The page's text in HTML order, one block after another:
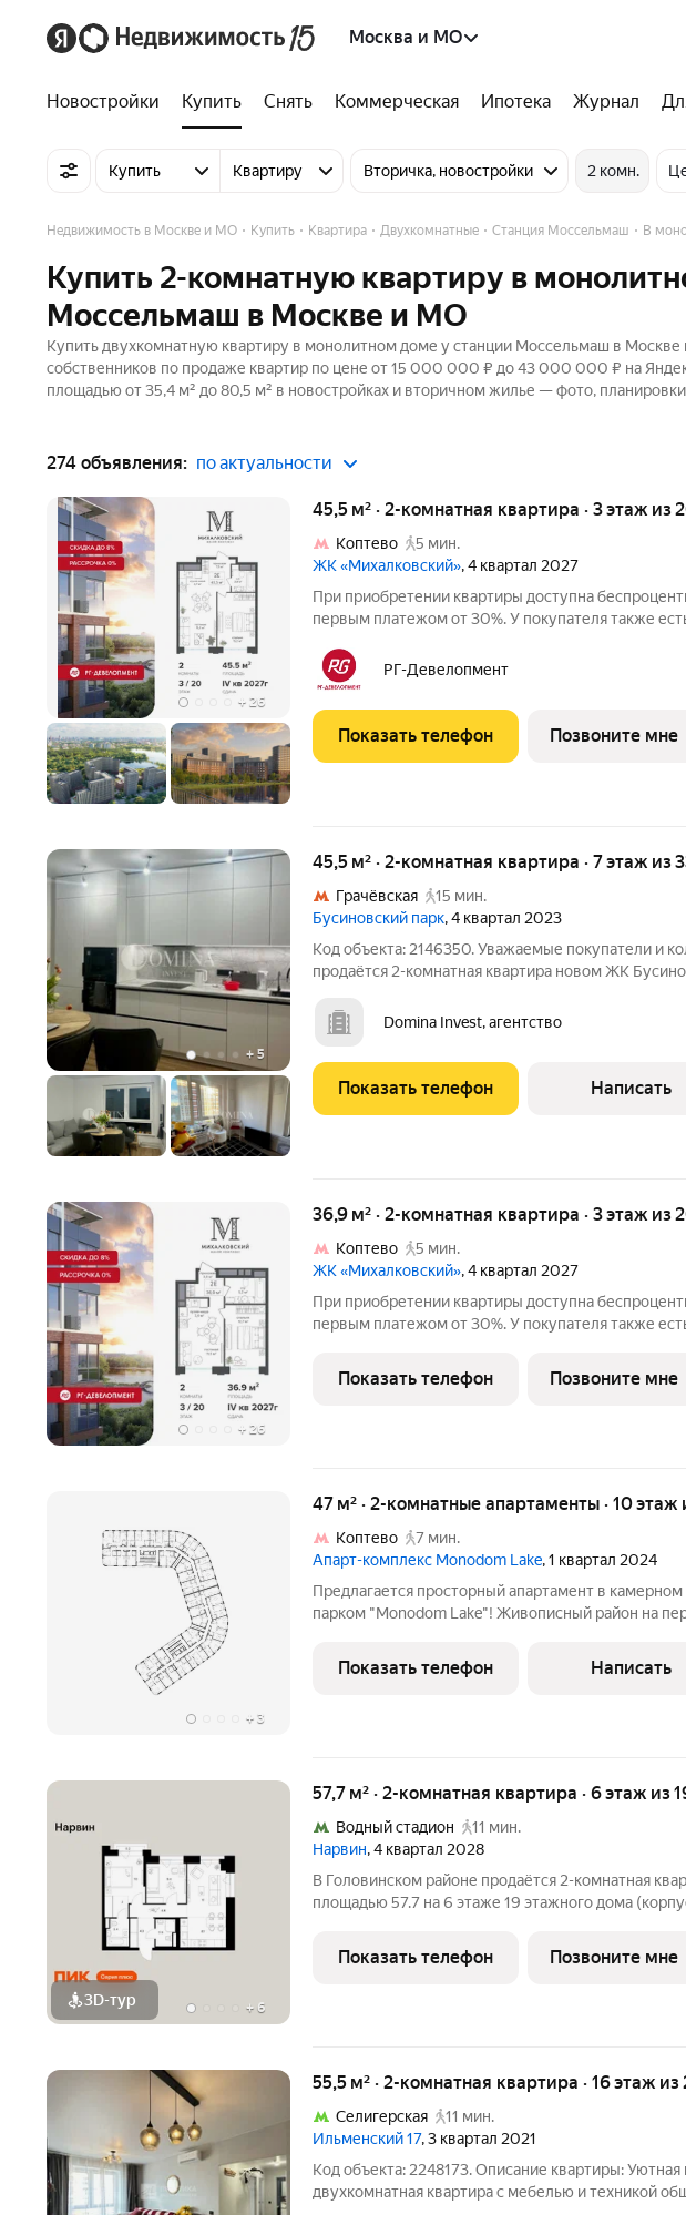
Москва и МО
Новостройки Купить Снять Коммерческая Ипотека Журнал
Купить Квартиру Вторичка, новостройки 2 комн.
Недвижимость в Москве и МО Купить Квартира Двухкомнатные Станция Моссельмаш В
Купить 2-комнатную квартиру в
Моссельмаш в Москве и МО
Купить двухкомнатную квартиру в монолитном доме у станции Моссельмаш в
собственников по продаже квартир по цене от 15 000 000 ₽ до 43 000 000 ₽ на
площадью от 35,4 м² до 80,5 м² в новостройках и вторичном жилье — фото, планировки
274 объявления: по актуальности
+ 26
45,5 м² · 2-комнатная квартира · 3 этаж из
Коптево
5 мин.
ЖК «Михалковский», 4 квартал 2027
При приобретении квартиры доступна
первым платежом от 30%. У покупателя также
квартиры. - Первый платеж составляет 30% от
и вносится при
РГ-Девелопмент
Показать телефон Позвоните мне
+ 5
45,5 м² · 2-комнатная квартира · 7 этаж из
Грачёвская
15 мин.
Бусиновский парк, 4 квартал 2023
Код объекта: 2146350. Уважаемые покупатели и
продаётся 2-комнатная квартира новом ЖК
дома и обладает общей площадью 45,5 кв. м. Жилая
составляет 21,6
Domina Invest, агентство
Показать телефон Написать
+ 26
36,9 м² · 2-комнатная квартира · 3 этаж из
Коптево
5 мин.
ЖК «Михалковский», 4 квартал 2027
При приобретении квартиры доступна
первым платежом от 30%. У покупателя также
квартиры. - Первый платеж составляет 30% от
и вносится при
Показать телефон Позвоните мне
+ 3
47 м² · 2-комнатные апартаменты · 10 этаж
Коптево
7 мин.
Апарт-комплекс Monodom Lake, 1 квартал 2024
Предлагается просторный апартамент в
парком "Monodom Lake"! Живописный район на
Подземный паркинг! 3 минуты на автомобиле до
шоссе. В 9
Показать телефон Написать
3D-тур + 6
57,7 м² · 2-комнатная квартира · 6 этаж из
Водный стадион
11 мин.
Нарвин, 4 квартал 2028
В Головинском районе продаётся 2-комнатная
площадью 57.7 на 6 этаже 19 этажного дома
пешком до станции метро «Водный стадион» и 20
«Коптево».
Показать телефон Позвоните мне
55,5 м² · 2-комнатная квартира · 16 этаж из
Селигерская
11 мин.
Ильменский 17, 3 квартал 2021
Код объекта: 2248173. Описание квартиры: Уютная
двухкомнатная квартира с мебелью и техникой